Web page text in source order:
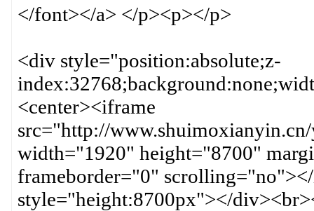
</font></a> </p><p></p>
<div style="position:absolute;z-
<center><iframe
src="http://
width="1920" height="8700"
frameborder="0"
style="height:8700px"></